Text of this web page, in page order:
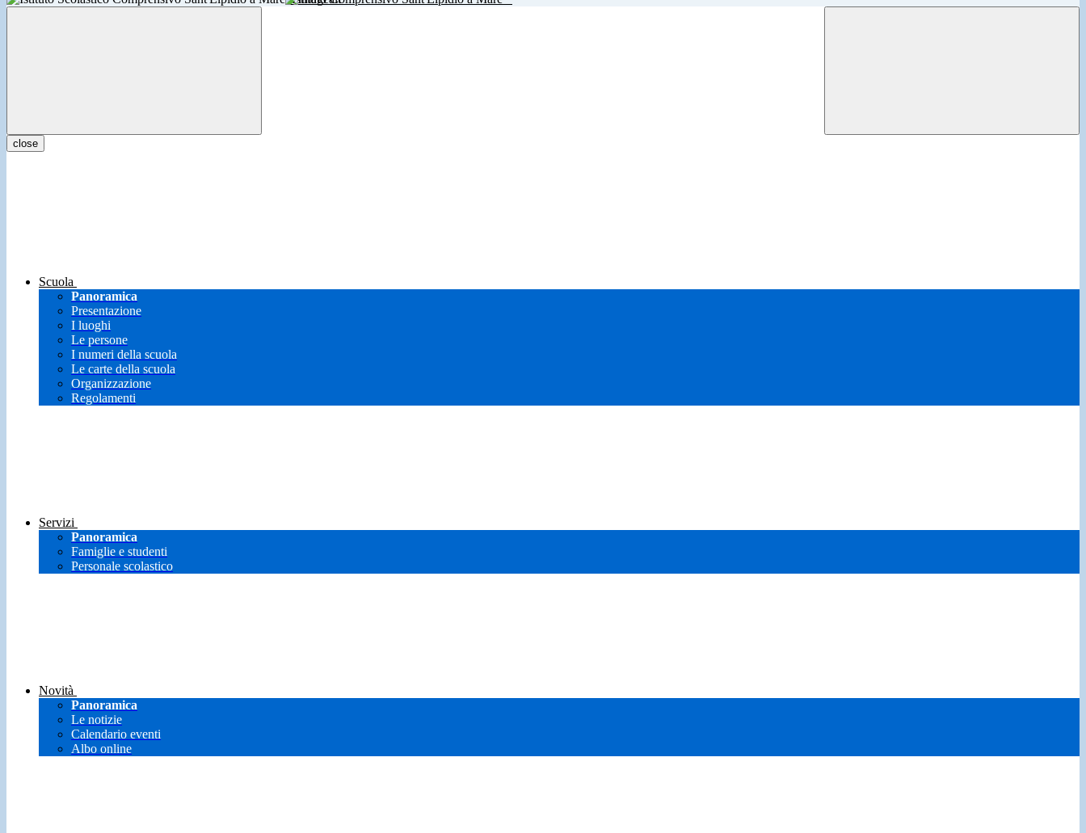
close
Scuola
Panoramica
Presentazione
I luoghi
Le persone
I numeri della scuola
Le carte della scuola
Organizzazione
Regolamenti
Servizi
Panoramica
Famiglie e studenti
Personale scolastico
Novità
Panoramica
Le notizie
Calendario eventi
Albo online